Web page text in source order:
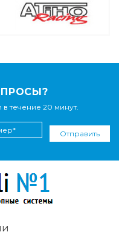
течение 20 минут.
Отправить